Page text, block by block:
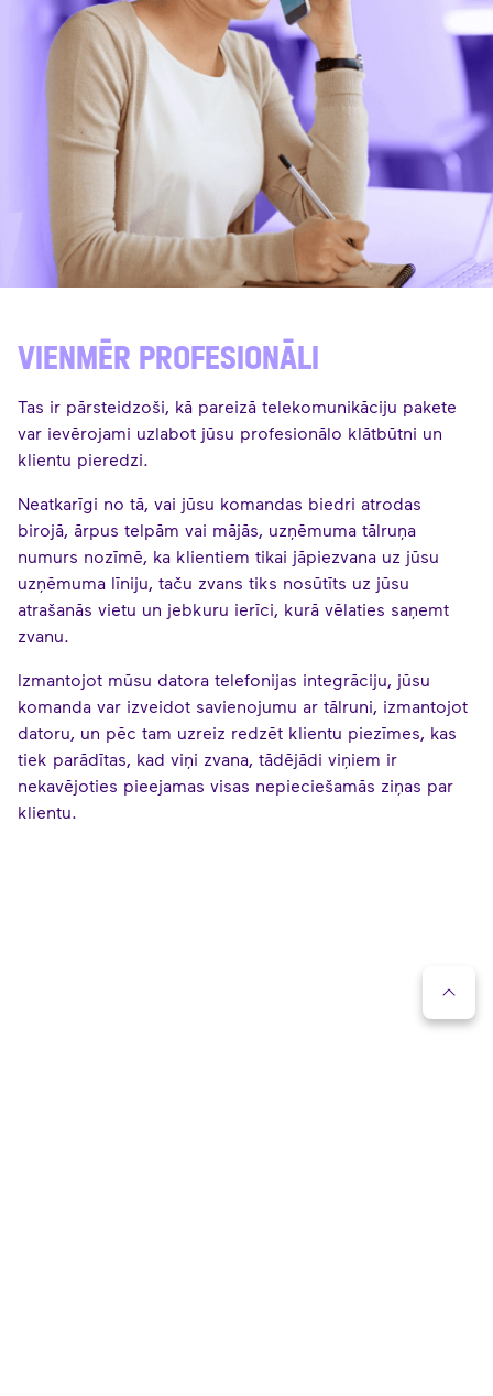
VIENMĒR PROFESIONĀLI
Tas ir pārsteidzoši, kā pareizā telekomunikāciju pakete
var ievērojami uzlabot jūsu profesionālo klātbūtni un
klientu pieredzi.
Neatkarīgi no tā, vai jūsu komandas biedri atrodas
birojā, ārpus telpām vai mājās, uzņēmuma tālruņa
numurs nozīmē, ka klientiem tikai jāpiezvana uz jūsu
uzņēmuma līniju, taču zvans tiks nosūtīts uz jūsu
atrašanās vietu un jebkuru ierīci, kurā vēlaties saņemt
zvanu.
Izmantojot mūsu datora telefonijas integrāciju, jūsu
komanda var izveidot savienojumu ar tālruni, izmantojot
datoru, un pēc tam uzreiz redzēt klientu piezīmes, kas
tiek parādītas, kad viņi zvana, tādējādi viņiem ir
nekavējoties pieejamas visas nepieciešamās ziņas par
klientu.